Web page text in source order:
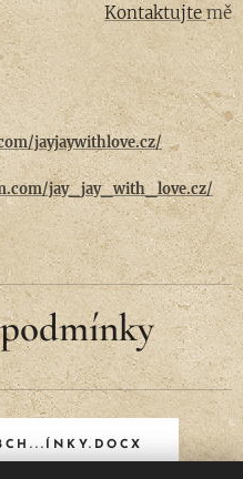
Kontaktujtemě
jayjaywithlove.cz/
jay_jay_with_love.cz/